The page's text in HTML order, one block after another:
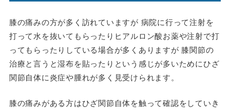
膝の痛みの方が多く訪れていますが 病院に行って注射を
打って水を抜いてもらったりヒアルロン酸お薬や注射で打
ってもらったりしている場合が多くありますが 膝関節の
治療と言うと湿布を貼ったりという感じが多いためにひざ
関節自体に炎症や腫れが多く見受けられます。
膝の痛みがある方はひざ関節自体を触って確認をしていき